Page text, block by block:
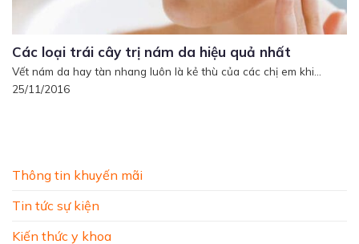
Thông tin khuyến mãi
Tin tức sự kiện
Kiến thức y khoa
Các loại trái cây trị nám da hiệu quả nhất
Vết nám da hay tàn nhang luôn là kẻ thù của các chị em khi...
25/11/2016